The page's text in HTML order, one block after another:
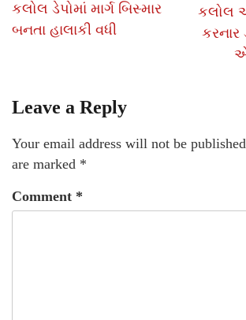
કલોલ ડેપોમાં માર્ગ બિસ્માર
બનતા હાલાકી વધી
કલોલ
કરનાર
Leave a Reply
Your email address will not be
are marked *
Comment *